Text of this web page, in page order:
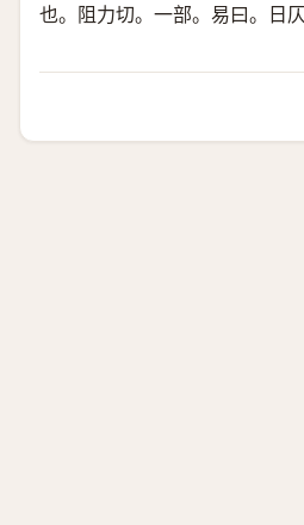
也。阻力切。一部。 易曰。日